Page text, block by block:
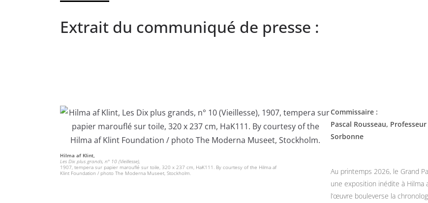
Extrait du communiqué de presse :
Hilma af Klint,
Les Dix plus grands, n° 10 (Vieillesse),
1907, tempera sur papier marouflé sur toile, 320 x 237 cm, HaK111. By courtesy of the Hilma af
Klint Foundation / photo The Moderna Museet, Stockholm.
Commissaire :
Pascal Rousseau,
Sorbonne
Au printemps 2026, le Grand
une exposition inédite à
l’œuvre bouleverse la